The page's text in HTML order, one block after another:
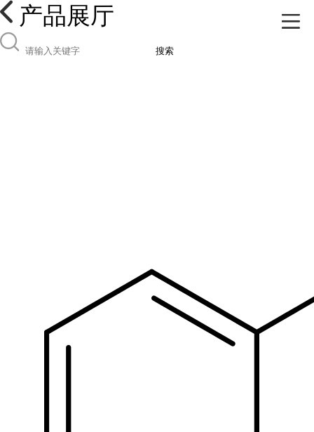
产品展厅
搜索